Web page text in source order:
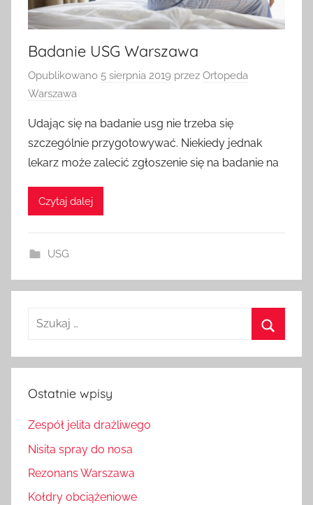
Badanie USG Warszawa
Opublikowano 5 sierpnia 2019 przez Ortopeda
Warszawa
Udając się na badanie usg nie trzeba się
szczególnie przygotowywać. Niekiedy jednak
lekarz może zalecić zgłoszenie się na badanie na
Czytaj dalej
USG
Szukaj:
Ostatnie wpisy
Zespół jelita drażliwego
Nisita spray do nosa
Rezonans Warszawa
Kołdry obciążeniowe